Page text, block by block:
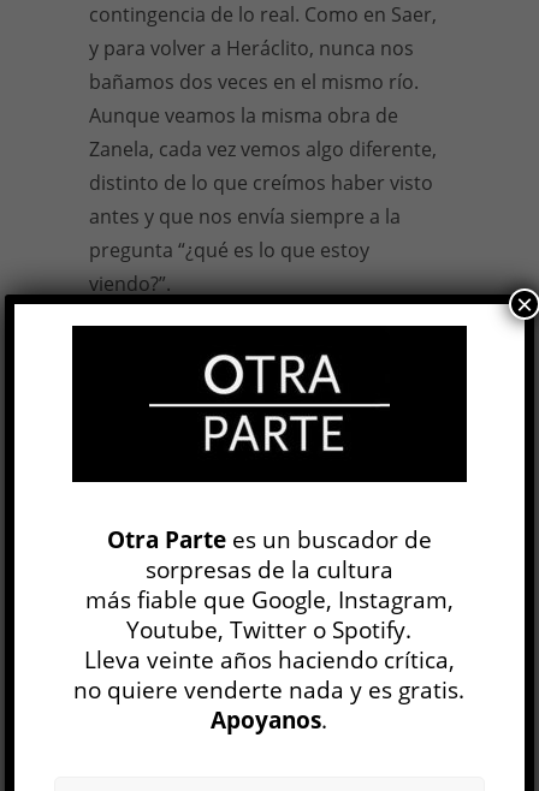
contingencia de lo real. Como en Saer,
y para volver a Heráclito, nunca nos
bañamos dos veces en el mismo río.
Aunque veamos la misma obra de
Zanela, cada vez vemos algo diferente,
distinto de lo que creímos haber visto
antes y que nos envía siempre a la
pregunta “¿qué es lo que estoy
viendo?”.
Augusto Zanela,S/T # 2 (mambo)
Galería Miranda Bosch, Buenos Aires,
marzo-mayo de 2025.
Facebook 0 Twitter 2
Google+ 0 Email 0
Telegram WhatsApp
ETIQUETAS ARQUITECTO ARTE
GALERÍA
Otra Partees un buscador de
sorpresas de la cultura
más fiable que Google, Instagram,
Youtube, Twitter o Spotify.
Lleva veinte años haciendo crítica,
no quiere venderte nada y es gratis.
Apoyanos.
×